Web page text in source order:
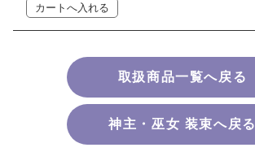
取扱商品一覧へ戻る
神主・巫女 装束へ戻る